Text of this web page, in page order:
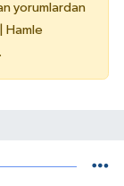
yorumlardan
Hamle